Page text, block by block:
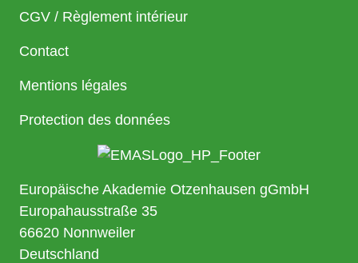
CGV / Règlement intérieur
Contact
Mentions légales
Protection des données
Europäische Akademie Otzenhausen gGmbH
Europahausstraße 35
66620 Nonnweiler
Deutschland